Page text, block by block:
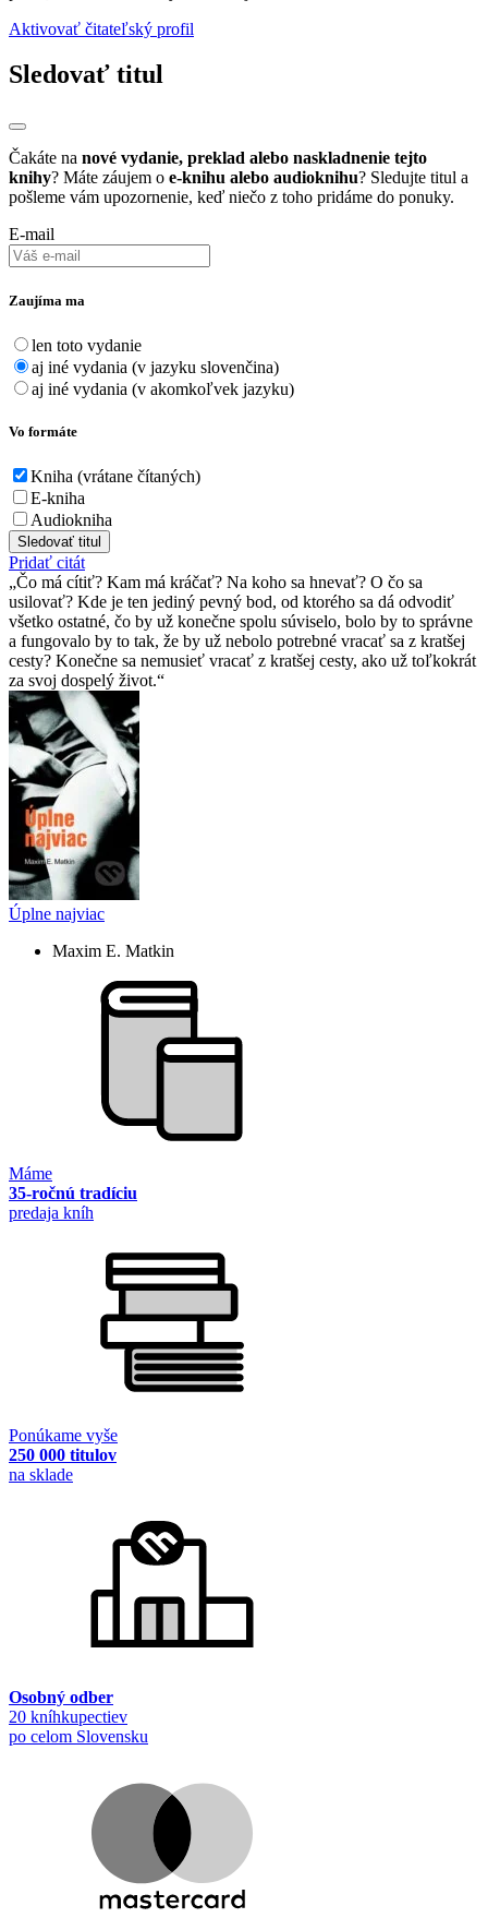
Aktivovať čitateľský profil
Sledovať titul
Čakáte na nové vydanie, preklad alebo naskladnenie tejto
knihy? Máte záujem o e-knihu alebo audioknihu? Sledujte titul a
pošleme vám upozornenie, keď niečo z toho pridáme do ponuky.
E-mail
Zaujíma ma
len toto vydanie
aj iné vydania (v jazyku slovenčina)
aj iné vydania (v akomkoľvek jazyku)
Vo formáte
Kniha (vrátane čítaných)
E-kniha
Audiokniha
Sledovať titul
Pridať citát
Čo má cítiť? Kam má kráčať? Na koho sa hnevať? O čo sa
usilovať? Kde je ten jediný pevný bod, od ktorého sa dá odvodiť
všetko ostatné, čo by už konečne spolu súviselo, bolo by to správne
a fungovalo by to tak, že by už nebolo potrebné vracať sa z kratšej
cesty? Konečne sa nemusieť vracať z kratšej cesty, ako už toľkokrát
za svoj dospelý život.
Úplne najviac
Maxim E. Matkin
Máme
35-ročnú tradíciu
predaja kníh
Ponúkame vyše
250 000 titulov
na sklade
Osobný odber
20 kníhkupectiev
po celom Slovensku